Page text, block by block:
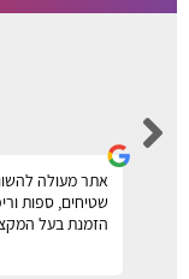
אתר מעולה
שטיחים, ספות
הזמנת בעל